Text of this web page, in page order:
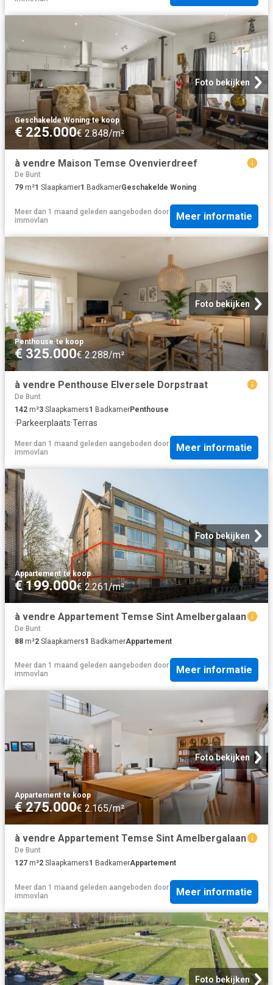
Foto bekijken
Geschakelde Woning·te koop
€ 225.000€ 2.848/m²
à vendre Maison Temse Ovenvierdreef
De Bunt
79 m²1 Slaapkamer1 BadkamerGeschakelde Woning
Meer dan 1 maand geleden aangeboden door
immovlan
Meer informatie
Foto bekijken
Penthouse·te koop
€ 325.000€ 2.288/m²
à vendre Penthouse Elversele Dorpstraat
De Bunt
142 m²3 Slaapkamers1 BadkamerPenthouse
·Parkeerplaats·Terras
Meer dan 1 maand geleden aangeboden door
immovlan
Meer informatie
Foto bekijken
Appartement·te koop
€ 199.000€ 2.261/m²
à vendre Appartement Temse Sint Amelbergalaan
De Bunt
88 m²2 Slaapkamers1 BadkamerAppartement
Meer dan 1 maand geleden aangeboden door
immovlan
Meer informatie
Foto bekijken
Appartement·te koop
€ 275.000€ 2.165/m²
à vendre Appartement Temse Sint Amelbergalaan
De Bunt
127 m²2 Slaapkamers1 BadkamerAppartement
Meer dan 1 maand geleden aangeboden door
immovlan
Meer informatie
Foto bekijken